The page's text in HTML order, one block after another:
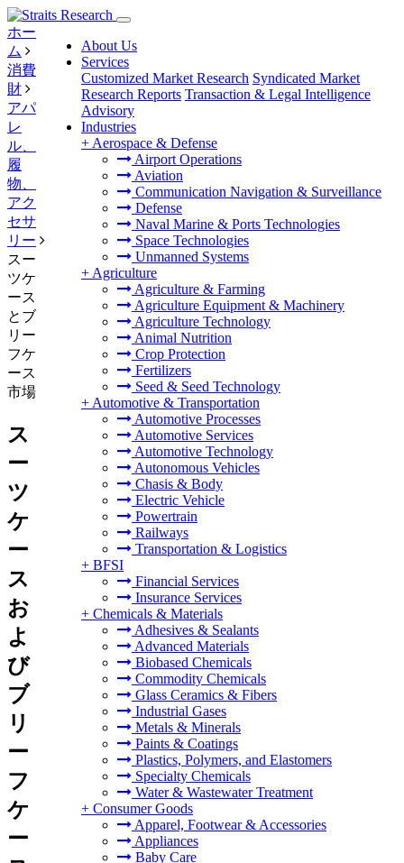
About Us
Services
Customized Market Research Syndicated Market
Research Reports Transaction & Legal Intelligence
Advisory
Industries
+ Aerospace & Defense
Airport Operations
Aviation
Communication Navigation & Surveillance
Defense
Naval Marine & Ports Technologies
Space Technologies
Unmanned Systems
+ Agriculture
Agriculture & Farming
Agriculture Equipment & Machinery
Agriculture Technology
Animal Nutrition
Crop Protection
Fertilizers
Seed & Seed Technology
+ Automotive & Transportation
Automotive Processes
Automotive Services
Automotive Technology
Autonomous Vehicles
Chasis & Body
Electric Vehicle
Powertrain
Railways
Transportation & Logistics
+ BFSI
Financial Services
Insurance Services
+ Chemicals & Materials
Adhesives & Sealants
Advanced Materials
Biobased Chemicals
Commodity Chemicals
Glass Ceramics & Fibers
Industrial Gases
Metals & Minerals
Paints & Coatings
Plastics, Polymers, and Elastomers
Specialty Chemicals
Water & Wastewater Treatment
+ Consumer Goods
Apparel, Footwear & Accessories
Appliances
Baby Care
ホー
ム
消費
財
アパ
レ
ル、
履
物、
アク
セサ
リー
スー
ツケ
ース
とブ
リー
フケ
ース
市場
ス
ー
ツ
ケ
ー
ス
お
よ
び
ブ
リ
ー
フ
ケ
ー